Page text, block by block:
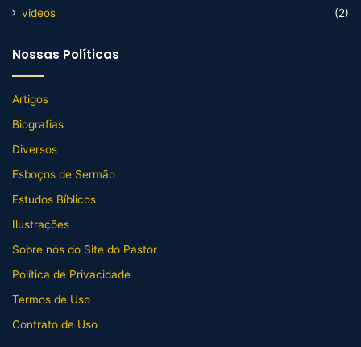
videos
(2)
Nossas Políticas
Artigos
Biografias
Diversos
Esboços de Sermão
Estudos Bíblicos
Ilustrações
Sobre nós do Site do Pastor
Política de Privacidade
Termos de Uso
Contrato de Uso